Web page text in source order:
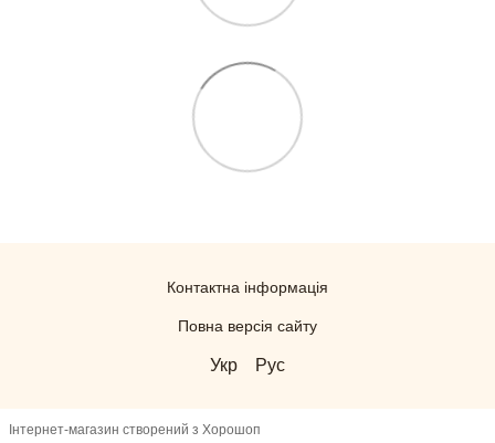
Контактна інформація
Повна версія сайту
Укр Рус
Інтернет-магазин створений з Хорошоп